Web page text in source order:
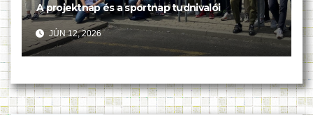
A projektnap és a sportnap tudnivalói
JÚN 12, 2026